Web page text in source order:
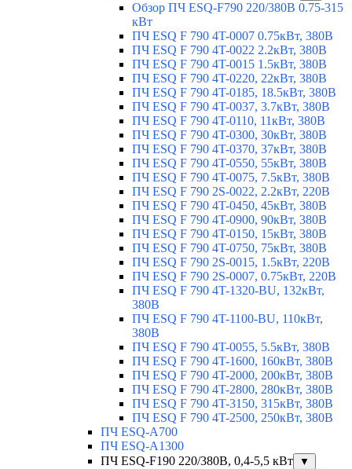
Обзор ПЧ ESQ-F790 220/380В 0.75-315
кВт
ПЧ ESQ F 790 4T-0007 0.75кВт, 380В
ПЧ ESQ F 790 4T-0022 2.2кВт, 380В
ПЧ ESQ F 790 4T-0015 1.5кВт, 380В
ПЧ ESQ F 790 4T-0220, 22кВт, 380В
ПЧ ESQ F 790 4T-0185, 18.5кВт, 380В
ПЧ ESQ F 790 4T-0037, 3.7кВт, 380В
ПЧ ESQ F 790 4T-0110, 11кВт, 380В
ПЧ ESQ F 790 4T-0300, 30кВт, 380В
ПЧ ESQ F 790 4T-0370, 37кВт, 380В
ПЧ ESQ F 790 4T-0550, 55кВт, 380В
ПЧ ESQ F 790 4T-0075, 7.5кВт, 380В
ПЧ ESQ F 790 2S-0022, 2.2кВт, 220В
ПЧ ESQ F 790 4T-0450, 45кВт, 380В
ПЧ ESQ F 790 4T-0900, 90кВт, 380В
ПЧ ESQ F 790 4T-0150, 15кВт, 380В
ПЧ ESQ F 790 4T-0750, 75кВт, 380В
ПЧ ESQ F 790 2S-0015, 1.5кВт, 220В
ПЧ ESQ F 790 2S-0007, 0.75кВт, 220В
ПЧ ESQ F 790 4T-1320-BU, 132кВт,
380В
ПЧ ESQ F 790 4T-1100-BU, 110кВт,
380В
ПЧ ESQ F 790 4T-0055, 5.5кВт, 380В
ПЧ ESQ F 790 4T-1600, 160кВт, 380В
ПЧ ESQ F 790 4T-2000, 200кВт, 380В
ПЧ ESQ F 790 4T-2800, 280кВт, 380В
ПЧ ESQ F 790 4T-3150, 315кВт, 380В
ПЧ ESQ F 790 4T-2500, 250кВт, 380В
ПЧ ESQ-A700
ПЧ ESQ-A1300
ПЧ ESQ-F190 220/380В, 0,4-5,5 кВт
▼